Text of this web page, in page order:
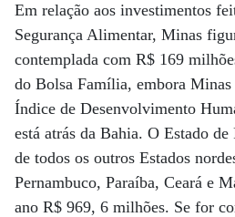
Em relação aos investimentos
Segurança Alimentar, Minas
contemplada com R$ 169
do Bolsa Família, embora
Índice de Desenvolvimento
está atrás da Bahia. O Estado de
de todos os outros Estados
Pernambuco, Paraíba, Ceará e
ano R$ 969, 6 milhões. Se for